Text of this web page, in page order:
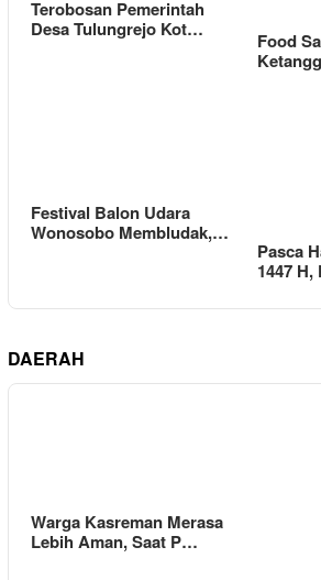
Terobosan Pemerintah
Desa Tulungrejo Kot…
Food
Festival Balon Udara
Wonosobo Membludak,…
Pasca
1447
DAERAH
Warga Kasreman Merasa
Lebih Aman, Saat P…